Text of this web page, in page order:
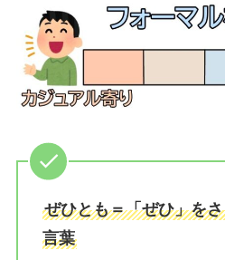
ぜひとも＝「ぜひ」を
言葉